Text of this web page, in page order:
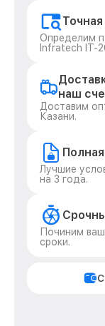
Определим
Infratech IT-
наш
Доставим
Казани.
Лучшие
на 3 года.
Починим
сроки.